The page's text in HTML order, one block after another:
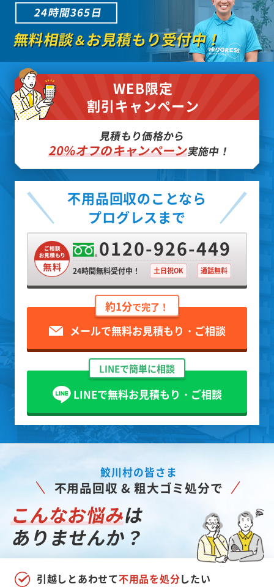
24時間365日
無料相談＆お見積もり受付中！
WEB限定
割引キャンペーン
見積もり価格から
20%オフのキャンペーン実施中！
不用品回収のことなら
プログレスまで
0120-926-449
24時間無料受付中！ 土日祝OK 通話無料
約1分で完了！
メールで無料お見積もり・ご相談
LINEで簡単に相談
LINEで無料お見積もり・ご相談
鮫川村の皆さま
不用品回収 & 粗大ゴミ処分で
こんなお悩みは
ありませんか？
引越しとあわせて不用品を処分したい